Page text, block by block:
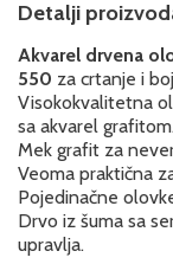
Detalji
Akvarel drvena
550 za crtanje i
Visokokvalitetna
sa akvarel
Mek grafit za
Veoma praktična
Pojedinačne
Drvo iz šuma sa
upravlja.